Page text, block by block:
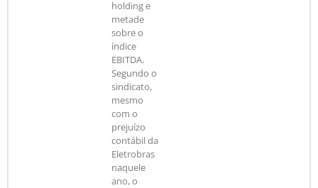
holding e
metade
sobre o
índice
EBITDA.
Segundo o
sindicato,
mesmo
com o
prejuízo
contábil da
Eletrobras
naquele
ano, o